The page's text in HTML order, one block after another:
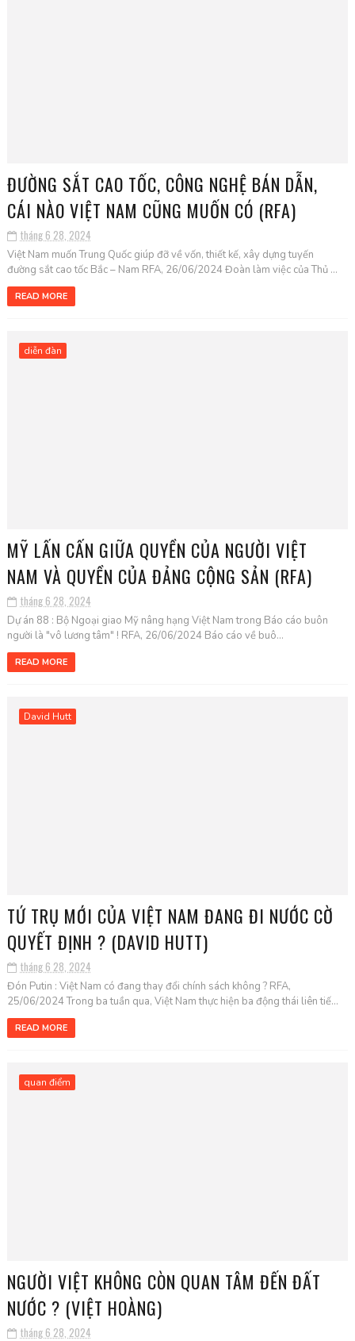
ĐƯỜNG SẮT CAO TỐC, CÔNG NGHỆ BÁN DẪN,
CÁI NÀO VIỆT NAM CŨNG MUỐN CÓ (RFA)
tháng 6 28, 2024
Việt Nam muốn Trung Quốc giúp đỡ về vốn, thiết kế, xây dựng tuyến
đường sắt cao tốc Bắc – Nam RFA, 26/06/2024 Đoàn làm việc của Thủ ...
READ MORE
diễn đàn
MỸ LẤN CẤN GIỮA QUYỀN CỦA NGƯỜI VIỆT
NAM VÀ QUYỀN CỦA ĐẢNG CỘNG SẢN (RFA)
tháng 6 28, 2024
Dự án 88 : Bộ Ngoại giao Mỹ nâng hạng Việt Nam trong Báo cáo buôn
người là "vô lương tâm" ! RFA, 26/06/2024 Báo cáo về buô...
READ MORE
David Hutt
TỨ TRỤ MỚI CỦA VIỆT NAM ĐANG ĐI NƯỚC CỜ
QUYẾT ĐỊNH ? (DAVID HUTT)
tháng 6 28, 2024
Đón Putin : Việt Nam có đang thay đổi chính sách không ? RFA,
25/06/2024 Trong ba tuần qua, Việt Nam thực hiện ba động thái liên tiế...
READ MORE
quan điểm
NGƯỜI VIỆT KHÔNG CÒN QUAN TÂM ĐẾN ĐẤT
NƯỚC ? (VIỆT HOÀNG)
tháng 6 28, 2024